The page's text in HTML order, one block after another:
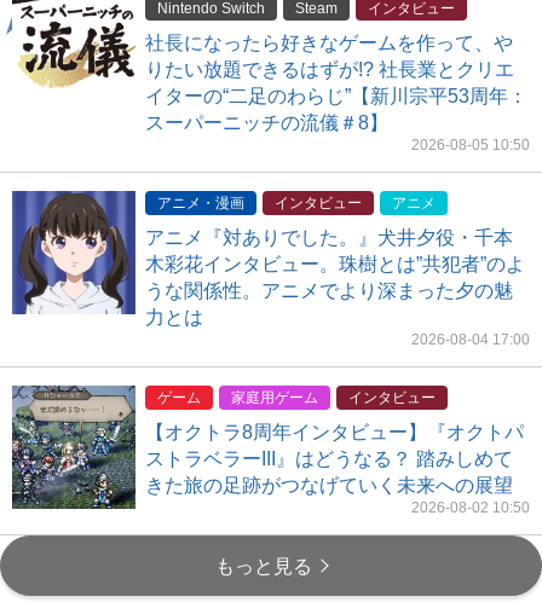
Nintendo Switch
Steam インタビュー
社長になったら好きなゲームを作って、や
りたい放題できるはずが!? 社長業とクリエ
イターの“二足のわらじ”【新川宗平53周年：
スーパーニッチの流儀＃8】
2026-08-05 10:50
アニメ・漫画 インタビュー アニメ
アニメ『対ありでした。』犬井夕役・千本
木彩花インタビュー。珠樹とは”共犯者”のよ
うな関係性。アニメでより深まった夕の魅
力とは
2026-08-04 17:00
ゲーム 家庭用ゲーム インタビュー
【オクトラ8周年インタビュー】『オクトパ
ストラベラーIII』はどうなる？ 踏みしめて
きた旅の足跡がつなげていく未来への展望
2026-08-02 10:50
もっと見る